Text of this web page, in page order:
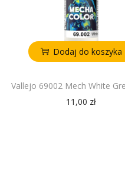
Dodaj do koszyka
Vallejo 69002 Mech White
11,00 zł